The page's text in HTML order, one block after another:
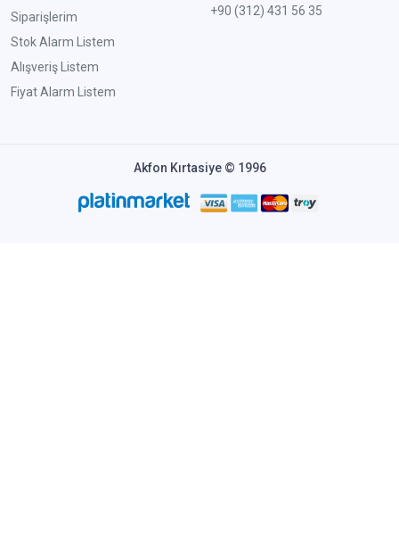
Siparişlerim
Stok Alarm Listem
Alışveriş Listem
Fiyat Alarm Listem
+90 (312) 431 56 35
Akfon Kırtasiye © 1996